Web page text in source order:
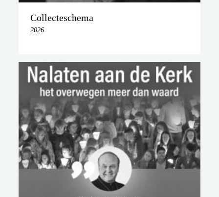
Collecteschema
2026